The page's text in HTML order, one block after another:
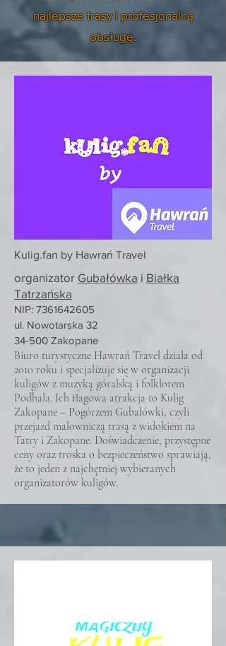
najlepsze trasy i profesjonalną
obsługę.
Kulig.fan by Hawrań Travel
organizator Gubałówka i Białka
Tatrzańska
NIP: 7361642605
ul. Nowotarska 32
34-500 Zakopane
Biuro turystyczne Hawrań Travel działa od
2010 roku i specjalizuje się w organizacji
kuligów z muzyką góralską i folklorem
Podhala. Ich flagowa atrakcja to Kulig
Zakopane – Pogórzem Gubałówki, czyli
przejazd malowniczą trasą z widokiem na
Tatry i Zakopane. Doświadczenie, przystępne
ceny oraz troska o bezpieczeństwo sprawiają,
że to jeden z najchętniej wybieranych
organizatorów kuligów.